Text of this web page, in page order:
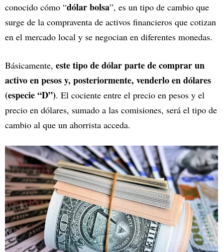
conocido cómo “dólar bolsa”, es un tipo de cambio que
surge de la compraventa de activos financieros que cotizan
en el mercado local y se negocian en diferentes monedas.
Básicamente, este tipo de dólar parte de comprar un
activo en pesos y, posteriormente, venderlo en dólares
(especie “D”). El cociente entre el precio en pesos y el
precio en dólares, sumado a las comisiones, será el tipo de
cambio al que un ahorrista acceda.